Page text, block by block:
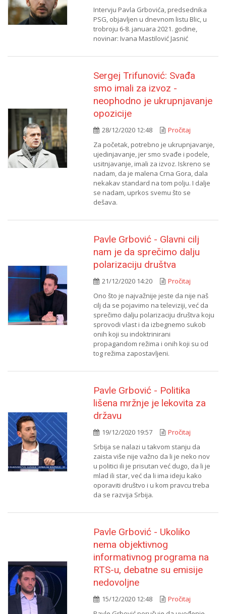
Intervju Pavla Grbovića, predsednika
PSG, objavljen u dnevnom listu Blic, u
trobroju 6-8. januara 2021. godine,
novinar: Ivana Mastilović Jasnić
Sergej Trifunović: Svađa
smo imali za izvoz -
neophodno je ukrupnjavanje
opozicije
28/12/2020 12:48
Pročitaj
Za početak, potrebno je ukrupnjavanje,
ujedinjavanje, jer smo svađe i podele,
usitnjavanje, imali za izvoz. Iskreno se
nadam, da je malena Crna Gora, dala
nekakav standard na tom polju. I dalje
se nadam, uprkos svemu što se
dešava.
Pavle Grbović - Glavni cilj
nam je da sprečimo dalju
polarizaciju društva
21/12/2020 14:20
Pročitaj
Ono što je najvažnije jeste da nije naš
cilj da se pojavimo na televiziji, već da
sprečimo dalju polarizaciju društva koju
sprovodi vlast i da izbegnemo sukob
onih koji su indoktrinirani
propagandom režima i onih koji su od
tog režima zapostavljeni.
Pavle Grbović - Politika
lišena mržnje je lekovita za
državu
19/12/2020 19:57
Pročitaj
Srbija se nalazi u takvom stanju da
zaista više nije važno da li je neko nov
u politici ili je prisutan već dugo, da li je
mlad ili star, već da li ima ideju kako
oporaviti društvo i u kom pravcu treba
da se razvija Srbija.
Pavle Grbović - Ukoliko
nema objektivnog
informativnog programa na
RTS-u, debatne su emisije
nedovoljne
15/12/2020 12:48
Pročitaj